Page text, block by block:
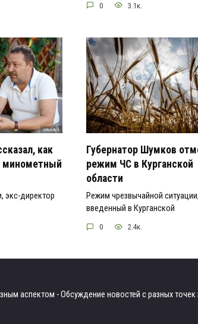
0 3.1к.
как
минометный
экс-директор
Губернатор Шумков
режим ЧС в Курганской
области
Режим чрезвычайной ситуации,
введенный в Курганской
0 2.4к.
аспектом - Обсуждение новостей с разных точек